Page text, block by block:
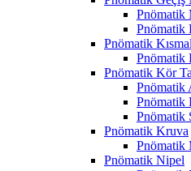
Pnömatik
Pnömatik
Pnömatik
Pnömatik
Pnömatik Kör
Pnömatik
Pnömatik
Pnömatik
Pnömatik Kruva
Pnömatik
Pnömatik Nipel